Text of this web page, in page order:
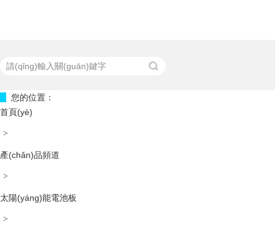
熱門(mén)關(guān)鍵詞：
您的位置：
首頁(yè)
>
產(chǎn)品頻道
>
太陽(yáng)能電池板
>